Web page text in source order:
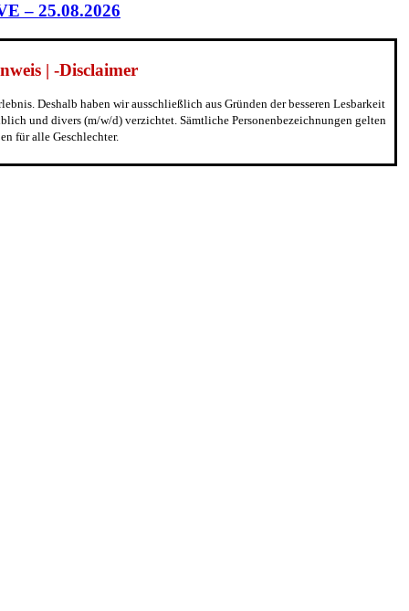
– 25.08.2026
| -Disclaimer
Deshalb haben wir ausschließlich aus Gründen der besseren Lesbarkeit
und divers (m/w/d) verzichtet. Sämtliche Personenbezeichnungen gelten
für alle Geschlechter.